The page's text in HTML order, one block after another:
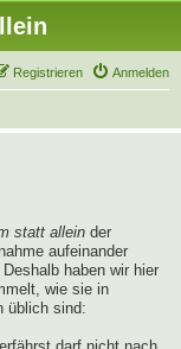
Anmelden
Registrieren
statt allein der
aufeinander
haben wir hier
wie sie in
üblich sind: